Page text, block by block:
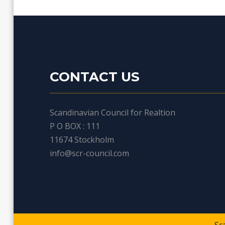
CONTACT US
Scandinavian Council for Realtion
P O BOX : 111
11674 Stockholm
info@scr-council.com